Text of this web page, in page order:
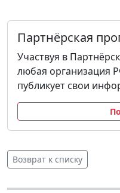
Партнёрская
Участвуя в
любая организация
публикует свои
Возврат к списку